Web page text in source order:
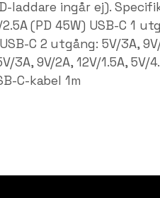
ingår ej).
(PD 45W) USB-C 1
C 2 utgång: 5V/3A,
3A, 9V/2A, 12V/1.5A, 5V/
C-kabel 1m